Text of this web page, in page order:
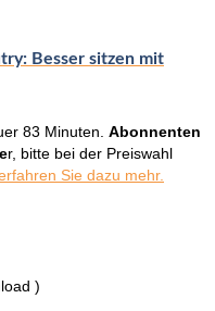
Besser sitzen mit
83 Minuten. Abonnenten
r, bitte bei der Preiswahl
Sie dazu mehr.
)